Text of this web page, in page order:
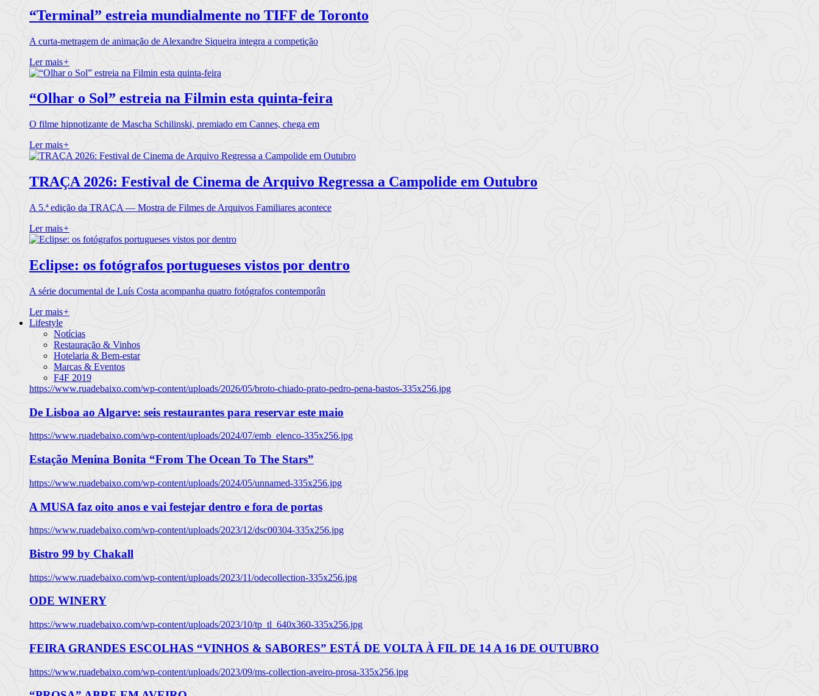
“Terminal” estreia mundialmente no TIFF de Toronto
A curta-metragem de animação de Alexandre Siqueira integra a competição
Ler mais+
“Olhar o Sol” estreia na Filmin esta quinta-feira
O filme hipnotizante de Mascha Schilinski, premiado em Cannes, chega em
Ler mais+
TRAÇA 2026: Festival de Cinema de Arquivo Regressa a Campolide em Outubro
A 5.ª edição da TRAÇA — Mostra de Filmes de Arquivos Familiares acontece
Ler mais+
Eclipse: os fotógrafos portugueses vistos por dentro
A série documental de Luís Costa acompanha quatro fotógrafos contemporân
Ler mais+
Lifestyle
Notícias
Restauração & Vinhos
Hotelaria & Bem-estar
Marcas & Eventos
F4F 2019
https://www.ruadebaixo.com/wp-content/uploads/2026/05/broto-chiado-prato-pedro-pena-bastos-335x256.jpg
De Lisboa ao Algarve: seis restaurantes para reservar este maio
https://www.ruadebaixo.com/wp-content/uploads/2024/07/emb_elenco-335x256.jpg
Estação Menina Bonita “From The Ocean To The Stars”
https://www.ruadebaixo.com/wp-content/uploads/2024/05/unnamed-335x256.jpg
A MUSA faz oito anos e vai festejar dentro e fora de portas
https://www.ruadebaixo.com/wp-content/uploads/2023/12/dsc00304-335x256.jpg
Bistro 99 by Chakall
https://www.ruadebaixo.com/wp-content/uploads/2023/11/odecollection-335x256.jpg
ODE WINERY
https://www.ruadebaixo.com/wp-content/uploads/2023/10/tp_tl_640x360-335x256.jpg
FEIRA GRANDES ESCOLHAS “VINHOS & SABORES” ESTÁ DE VOLTA À FIL DE 14 A 16 DE OUTUBRO
https://www.ruadebaixo.com/wp-content/uploads/2023/09/ms-collection-aveiro-prosa-335x256.jpg